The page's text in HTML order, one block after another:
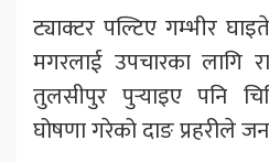
ट्याक्टर पल्टिए गम्भीर
मगरलाई उपचारका लागि
तुलसीपुर पुर्‍याइए पनि
घोषणा गरेको दाङ प्रहरीले